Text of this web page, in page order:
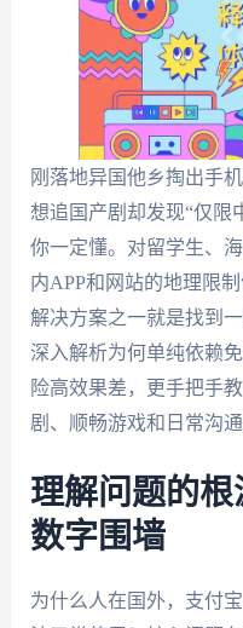
刚落地异国他乡掏出手
想追国产剧却发现“仅限
你一定懂。对留学生、
内APP和网站的地理限
解决方案之一就是找到
深入解析为何单纯依赖
险高效果差，更手把手
剧、顺畅游戏和日常沟
理解问题的
数字围墙
为什么人在国外，支付